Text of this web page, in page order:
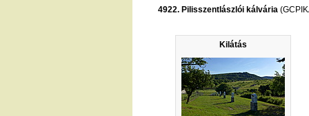
4922. Pilisszentlászlói kálvária
Kilátás